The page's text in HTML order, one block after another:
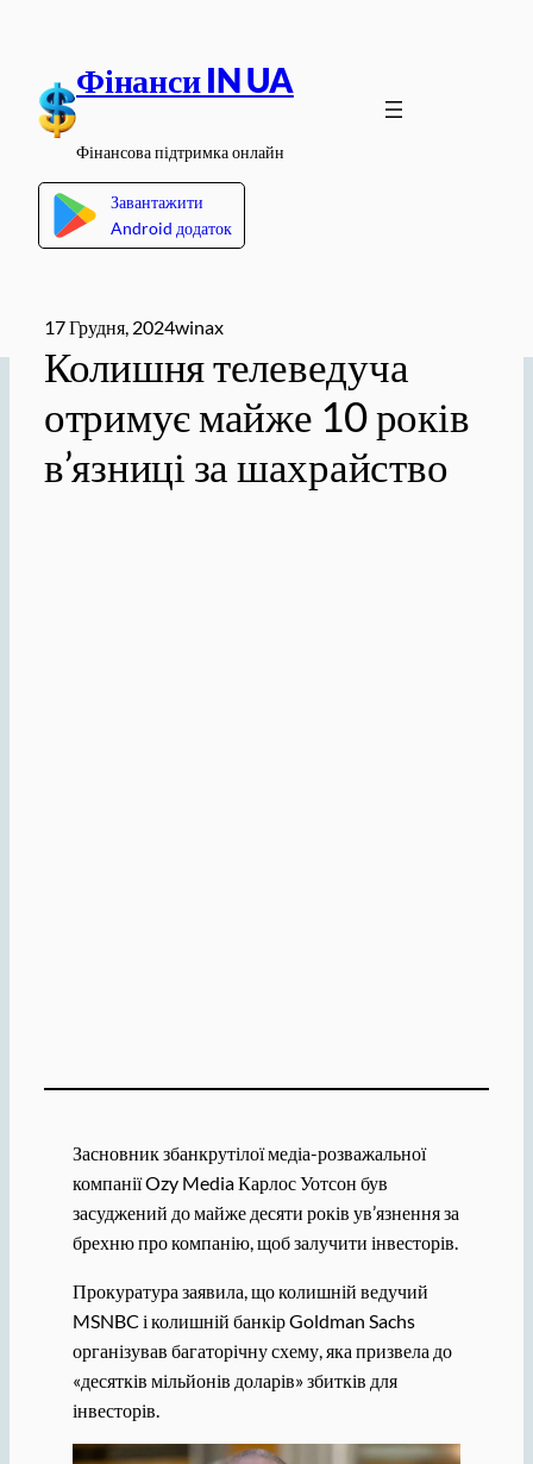
вмісту
Фінанси IN UA
Фінансова підтримка онлайн
Завантажити
Android додаток
17 Грудня, 2024winax
Колишня телеведуча
отримує майже 10 років
в’язниці за шахрайство
Засновник збанкрутілої медіа-розважальної
компанії Ozy Media Карлос Уотсон був
засуджений до майже десяти років ув’язнення за
брехню про компанію, щоб залучити інвесторів.
Прокуратура заявила, що колишній ведучий
MSNBC і колишній банкір Goldman Sachs
організував багаторічну схему, яка призвела до
«десятків мільйонів доларів» збитків для
інвесторів.